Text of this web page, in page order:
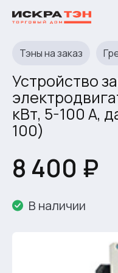
Тэны на заказ
Устройство
кВт, 5-100 А,
100)
8 400 ₽
В наличии